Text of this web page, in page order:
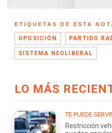
ETIQUETAS DE ESTA
OPOSICIÓN PARTIDO
SISTEMA NEOLIBERAL
LO MÁS
TE PUEDE
Restricción